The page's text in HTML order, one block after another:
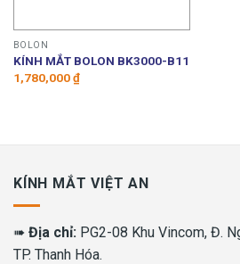
BOLON
KÍNH MẮT BOLON BK3000-B11
1,780,000₫
KÍNH MẮT VIỆT AN
➠ Địa chỉ: PG2-08 Khu Vincom, Đ.
TP. Thanh Hóa.